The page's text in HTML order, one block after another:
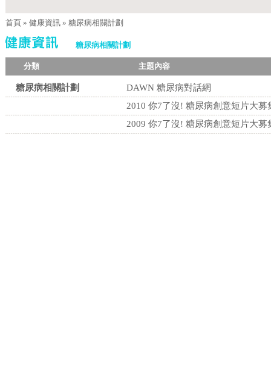
首頁» 健康資訊 » 糖尿病相關計劃
糖尿病相關計劃
分類 主題內容
糖尿病相關計劃
DAWN 糖尿病對話網
2010 你7了沒! 糖尿病創意短片大募
2009 你7了沒! 糖尿病創意短片大募